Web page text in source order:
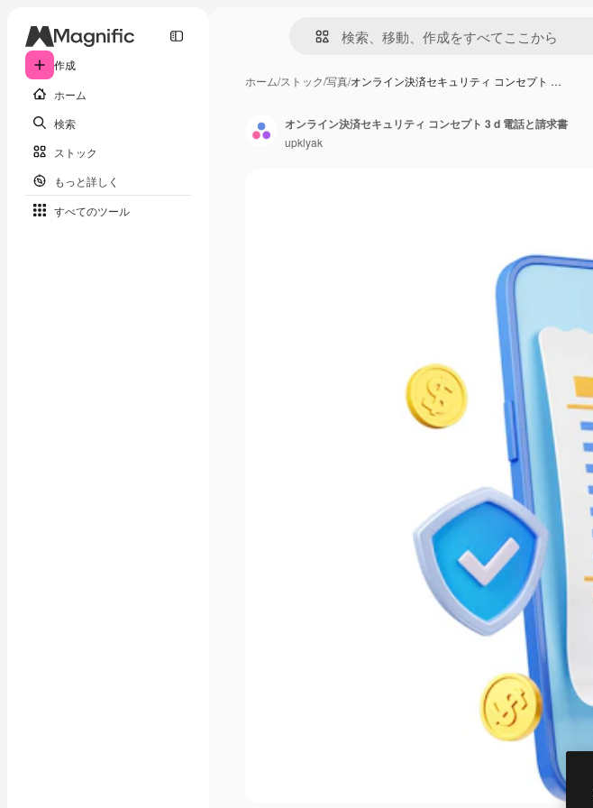
作成
ホーム
検索
ストック
もっと詳しく
すべてのツール
ホーム/ストック/写真/オンライン決済セキュリティ コンセプト …
オンライン決済セキュリティ コンセプト 3 d 電話と請求書
upklyak